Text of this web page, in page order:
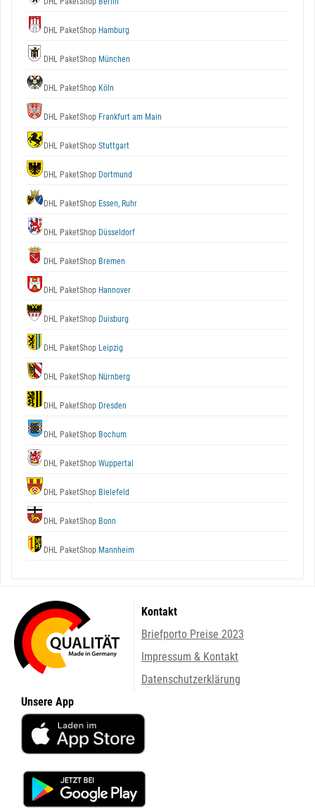
DHL PaketShop Hamburg
DHL PaketShop München
DHL PaketShop Köln
DHL PaketShop Frankfurt am Main
DHL PaketShop Stuttgart
DHL PaketShop Dortmund
DHL PaketShop Essen, Ruhr
DHL PaketShop Düsseldorf
DHL PaketShop Bremen
DHL PaketShop Hannover
DHL PaketShop Duisburg
DHL PaketShop Leipzig
DHL PaketShop Nürnberg
DHL PaketShop Dresden
DHL PaketShop Bochum
DHL PaketShop Wuppertal
DHL PaketShop Bielefeld
DHL PaketShop Bonn
DHL PaketShop Mannheim
Kontakt
Briefporto Preise 2023
Impressum & Kontakt
Datenschutzerklärung
Unsere App